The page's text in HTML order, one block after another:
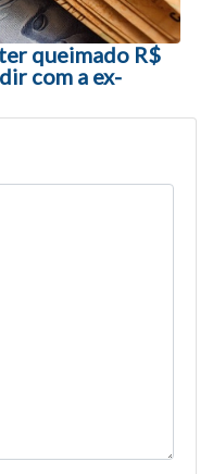
queimado R$
com a ex-